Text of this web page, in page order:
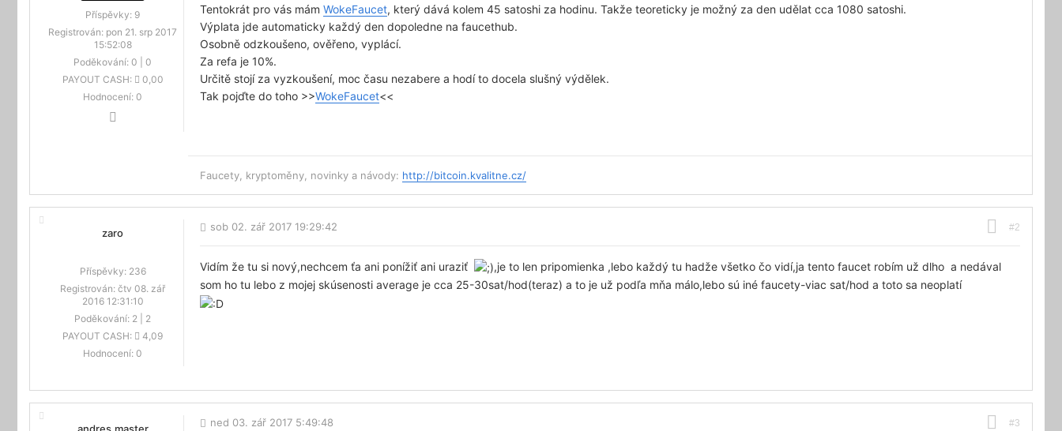
Příspěvky: 9
Registrován: pon 21. srp 2017
15:52:08
Poděkování: 0
0
PAYOUT CASH:
0,00
Hodnocení: 0
Tentokrát pro vás mám WokeFaucet, který dává kolem 45 satoshi za hodinu. Takže teoreticky je možný za den udělat cca 1080 satoshi.
Výplata jde automaticky každý den dopoledne na faucethub.
Osobně odzkoušeno, ověřeno, vyplácí.
Za refa je 10%.
Určitě stojí za vyzkoušení, moc času nezabere a hodí to docela slušný výdělek.
Tak pojďte do toho >>WokeFaucet<<
Faucety, kryptoměny, novinky a návody: http://bitcoin.kvalitne.cz/
zaro
Příspěvky: 236
Registrován: čtv 08. zář
2016 12:31:10
Poděkování: 2
2
PAYOUT CASH:
4,09
Hodnocení: 0
#2
sob 02. zář 2017 19:29:42
Vidím že tu si nový,nechcem ťa ani ponížiť ani uraziť
,je to len pripomienka ,lebo každý tu hadže všetko čo vidí,ja tento faucet robím už dlho a nedával
som ho tu lebo z mojej skúsenosti average je cca 25-30sat/hod(teraz) a to je už podľa mňa málo,lebo sú iné faucety-viac sat/hod a toto sa neoplatí
#3
ned 03. zář 2017 5:49:48